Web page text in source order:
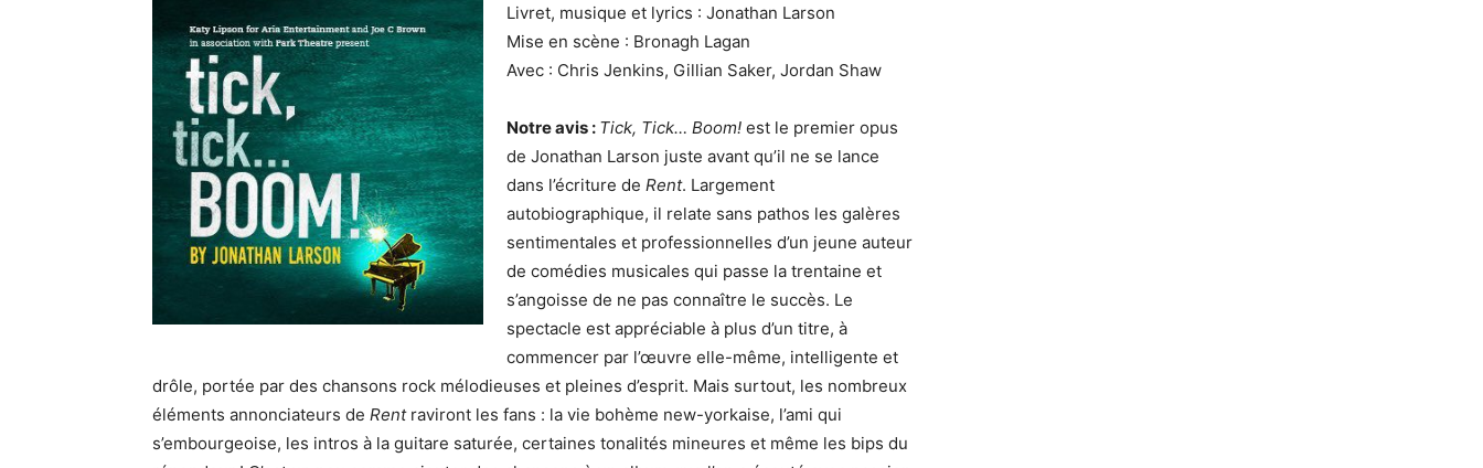
Livret, musique et lyrics : Jonathan Larson
Mise en scène : Bronagh Lagan
Avec : Chris Jenkins, Gillian Saker, Jordan Shaw
Notre avis : Tick, Tick… Boom! est le premier opus
de Jonathan Larson juste avant qu’il ne se lance
dans l’écriture de Rent. Largement
autobiographique, il relate sans pathos les galères
sentimentales et professionnelles d’un jeune auteur
de comédies musicales qui passe la trentaine et
s’angoisse de ne pas connaître le succès. Le
spectacle est appréciable à plus d’un titre, à
commencer par l’œuvre elle-même, intelligente et
drôle, portée par des chansons rock mélodieuses et pleines d’esprit. Mais surtout, les nombreux
éléments annonciateurs de Rent raviront les fans : la vie bohème new-yorkaise, l’ami qui
s’embourgeoise, les intros à la guitare saturée, certaines tonalités mineures et même les bips du